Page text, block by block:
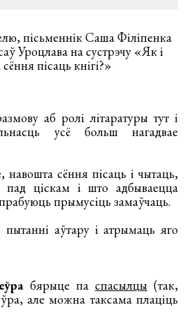
пісьменнік Саша Філіпенка
Уроцлава на сустрэчу «Як і
пісаць кнігі?»
аб ролі літаратуры тут і
усё больш нагадвае
навошта сёння пісаць і чытаць,
ціскам і што адбываецца
прымусіць замаўчаць.
аўтару і атрымаць яго
бярыце па спасылцы (так,
але можна таксама плаціць